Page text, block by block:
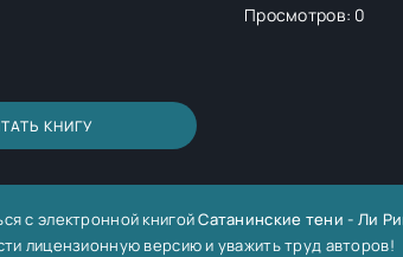
КНИГУ
Просмотров: 0
с электронной книгойСатанинские тени - Ли
лицензионную версию и уважить труд авторов!